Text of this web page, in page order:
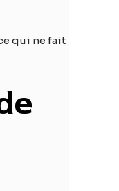
qui ne fait